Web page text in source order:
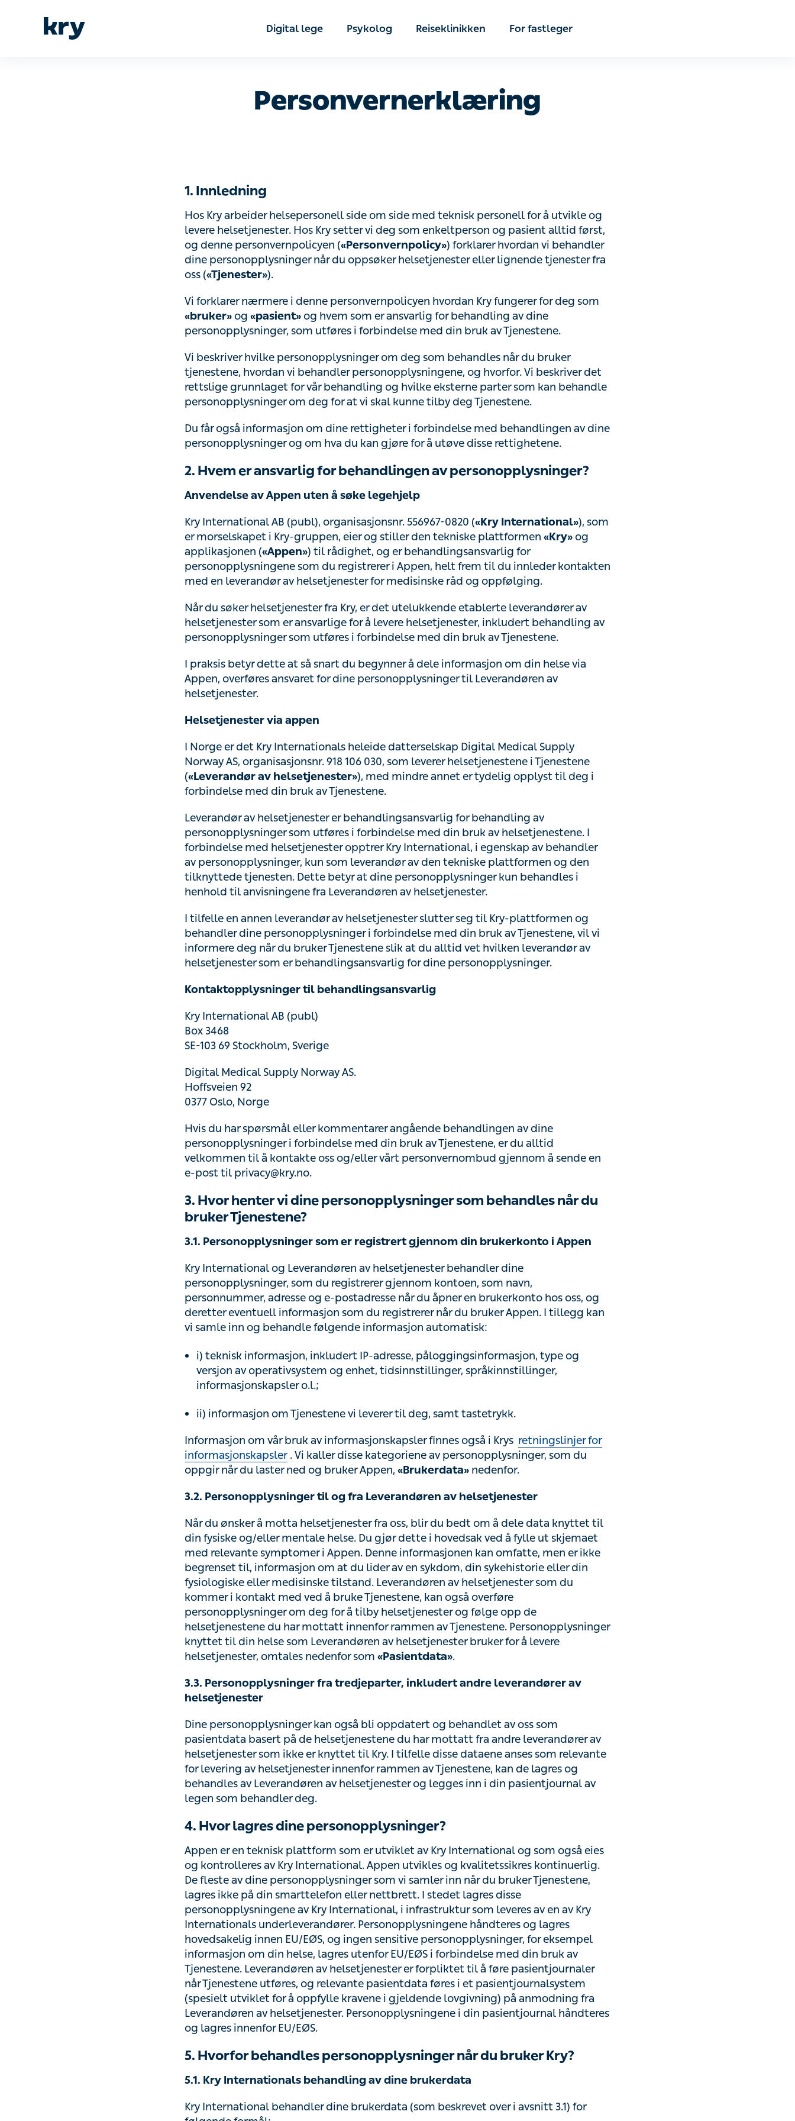
Digital lege Psykolog Reiseklinikken For fastleger
Personvernerklæring
1. Innledning
Hos Kry arbeider helsepersonell side om side med teknisk personell for å utvikle og levere
helsetjenester. Hos Kry setter vi deg som enkeltperson og pasient alltid først, og denne
personvernpolicyen («Personvernpolicy») forklarer hvordan vi behandler dine
personopplysninger når du oppsøker helsetjenester eller lignende tjenester fra oss
(«Tjenester»).
Vi forklarer nærmere i denne personvernpolicyen hvordan Kry fungerer for deg som
«bruker»og«pasient»og hvem som er ansvarlig for behandling av dine
personopplysninger, som utføres i forbindelse med din bruk av Tjenestene.
Vi beskriver hvilke personopplysninger om deg som behandles når du bruker tjenestene,
hvordan vi behandler personopplysningene, og hvorfor. Vi beskriver det rettslige
grunnlaget for vår behandling og hvilke eksterne parter som kan behandle
personopplysninger om deg for at vi skal kunne tilby deg Tjenestene.
Du får også informasjon om dine rettigheter i forbindelse med behandlingen av dine
personopplysninger og om hva du kan gjøre for å utøve disse rettighetene.
2. Hvem er ansvarlig for behandlingen av personopplysninger?
Anvendelse av Appen uten å søke legehjelp
Kry International AB (publ), organisasjonsnr. 556967-0820 («Kry International»), som er
morselskapet i Kry-gruppen, eier og stiller den tekniske plattformen«Kry»og
applikasjonen ( «Appen») til rådighet, og er behandlingsansvarlig for personopplysningene
som du registrerer i Appen, helt frem til du innleder kontakten med en leverandør av
helsetjenester for medisinske råd og oppfølging.
Når du søker helsetjenester fra Kry, er det utelukkende etablerte leverandører av
helsetjenester som er ansvarlige for å levere helsetjenester, inkludert behandling av
personopplysninger som utføres i forbindelse med din bruk av Tjenestene.
I praksis betyr dette at så snart du begynner å dele informasjon om din helse via Appen,
overføres ansvaret for dine personopplysninger til Leverandøren av helsetjenester.
organisasjonsnr. 918 106 030, som leverer helsetjenestene i Tjenestene («Leverandør av
helsetjenester»), med mindre annet er tydelig opplyst til deg i forbindelse med din bruk av
Tjenestene.
personopplysninger som utføres i forbindelse med din bruk av helsetjenestene. I
forbindelse med helsetjenester opptrer Kry International, i egenskap av behandler av
personopplysninger, kun som leverandør av den tekniske plattformen og den tilknyttede
tjenesten. Dette betyr at dine personopplysninger kun behandles i henhold til
anvisningene fra Leverandøren av helsetjenester.
dine personopplysninger i forbindelse med din bruk av Tjenestene, vil vi informere deg når
du bruker Tjenestene slik at du alltid vet hvilken leverandør av helsetjenester som er
behandlingsansvarlig for dine personopplysninger.
Kontaktopplysninger til behandlingsansvarlig
Kry International AB (publ)
Box 3468
SE-103 69 Stockholm, Sverige
Digital Medical Supply Norway AS.
Hoffsveien 92
0377 Oslo, Norge
Hvis du har spørsmål eller kommentarer angående behandlingen av dine
personopplysninger i forbindelse med din bruk av Tjenestene, er du alltid velkommen til å
kontakte oss og/eller vårt personvernombud gjennom å sende en e-post til
privacy@kry.no.
3. Hvor henter vi dine personopplysninger som behandles når du
bruker Tjenestene?
3.1. Personopplysninger som er registrert gjennom din brukerkonto i Appen
Kry International og Leverandøren av helsetjenester behandler dine personopplysninger,
som du registrerer gjennom kontoen, som navn, personnummer, adresse og e-
postadresse når du åpner en brukerkonto hos oss, og deretter eventuell informasjon som
du registrerer når du bruker Appen. I tillegg kan vi samle inn og behandle følgende
informasjon automatisk:
i) teknisk informasjon, inkludert IP-adresse, påloggingsinformasjon, type og versjon
av operativsystem og enhet, tidsinnstillinger, språkinnstillinger, informasjonskapsler
o.l.;
Informasjon om vår bruk av informasjonskapsler finnes også i Krys
informasjonskapsler . Vi kaller disse kategoriene av personopplysninger, som du oppgir
når du laster ned og bruker Appen,«Brukerdata»nedenfor.
3.2. Personopplysninger til og fra Leverandøren av helsetjenester
Når du ønsker å motta helsetjenester fra oss, blir du bedt om å dele data knyttet til din
fysiske og/eller mentale helse. Du gjør dette i hovedsak ved å fylle ut skjemaet med
relevante symptomer i Appen. Denne informasjonen kan omfatte, men er ikke begrenset
til, informasjon om at du lider av en sykdom, din sykehistorie eller din fysiologiske eller
medisinske tilstand. Leverandøren av helsetjenester som du kommer i kontakt med ved å
bruke Tjenestene, kan også overføre personopplysninger om deg for å tilby helsetjenester
og følge opp de helsetjenestene du har mottatt innenfor rammen av Tjenestene.
Personopplysninger knyttet til din helse som Leverandøren av helsetjenester bruker for å
levere helsetjenester, omtales nedenfor som«Pasientdata».
3.3. Personopplysninger fra tredjeparter, inkludert andre leverandører av
helsetjenester
Dine personopplysninger kan også bli oppdatert og behandlet av oss som pasientdata
basert på de helsetjenestene du har mottatt fra andre leverandører av helsetjenester som
ikke er knyttet til Kry. I tilfelle disse dataene anses som relevante for levering av
helsetjenester innenfor rammen av Tjenestene, kan de lagres og behandles av
Leverandøren av helsetjenester og legges inn i din pasientjournal av legen som behandler
deg.
4. Hvor lagres dine personopplysninger?
Appen er en teknisk plattform som er utviklet av Kry International og som også eies og
kontrolleres av Kry International. Appen utvikles og kvalitetssikres kontinuerlig. De fleste
av dine personopplysninger som vi samler inn når du bruker Tjenestene, lagres ikke på
din smarttelefon eller nettbrett. I stedet lagres disse personopplysningene av Kry
International, i infrastruktur som leveres av en av Kry Internationals underleverandører.
Personopplysningene håndteres og lagres hovedsakelig innen EU/EØS, og ingen
sensitive personopplysninger, for eksempel informasjon om din helse, lagres utenfor
EU/EØS i forbindelse med din bruk av Tjenestene. Leverandøren av helsetjenester er
forpliktet til å føre pasientjournaler når Tjenestene utføres, og relevante pasientdata føres i
et pasientjournalsystem (spesielt utviklet for å oppfylle kravene i gjeldende lovgivning) på
anmodning fra Leverandøren av helsetjenester. Personopplysningene i din pasientjournal
håndteres og lagres innenfor EU/EØS.
5. Hvorfor behandles personopplysninger når du bruker Kry?
Kry International behandler dine brukerdata (som beskrevet over i avsnitt 3.1) for følgende
formål:
i) for å behandle din søknad eller avslutte din brukerkonto i Appen,